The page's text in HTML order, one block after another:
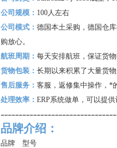
公司规模： 100人左右
公司模式： 德国本土采购，德国仓
购放心。
航班周期： 每天安排航班，保证货
货物包装： 长期以来积累了大量货
售后服务： 客服，返修集中操作，*
处理效率： ERP系统做单，可以提
品牌介绍：
品牌 型号